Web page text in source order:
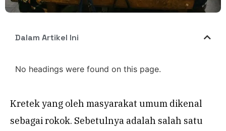
Dalam Artikel Ini
No headings were found on this page.
Kretek yang oleh masyarakat umum dikenal
sebagai rokok. Sebetulnya adalah salah satu